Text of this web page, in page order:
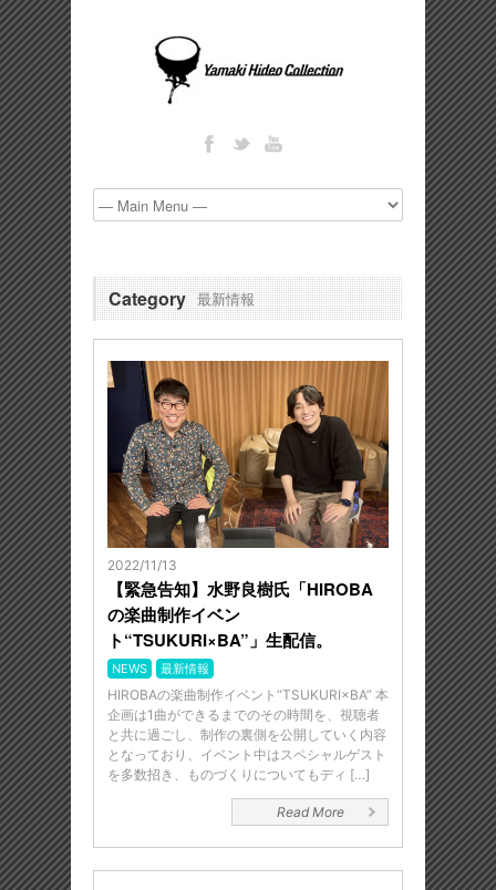
Category 最新情報
2022/11/13
【緊急告知】水野良樹氏「HIROBA
の楽曲制作イベン
ト“TSUKURI×BA”」生配信。
NEWS 最新情報
HIROBAの楽曲制作イベント“TSUKURI×BA” 本
企画は1曲ができるまでのその時間を、視聴者
と共に過ごし、制作の裏側を公開していく内容
となっており、イベント中はスペシャルゲスト
を多数招き、ものづくりについてもディ […]
Read More